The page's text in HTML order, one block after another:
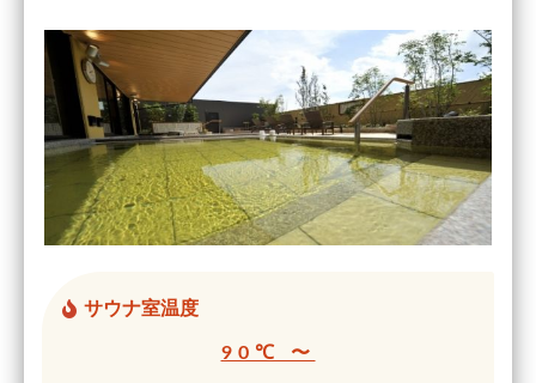
サウナ室温度
90℃ 〜